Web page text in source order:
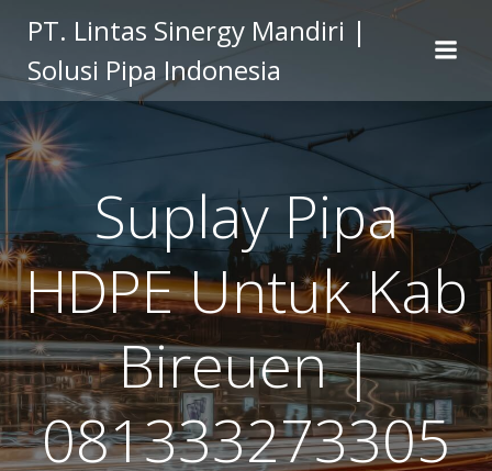
to
content
PT. Lintas Sinergy Mandiri |
Solusi Pipa Indonesia
Suplay Pipa
HDPE Untuk Kab
Bireuen |
081333273305